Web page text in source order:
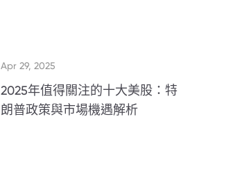
Apr 29, 2025
2025年值得關注的十大美股：特
朗普政策與市場機遇解析